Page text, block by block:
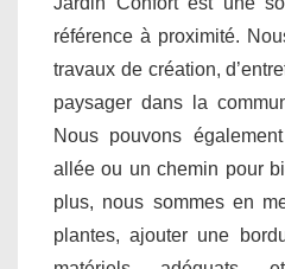
référence à proximité.
travaux de création,
paysager dans la
Nous pouvons
allée ou un chemin pour
plus, nous sommes en
plantes, ajouter une